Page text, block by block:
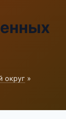
округ »